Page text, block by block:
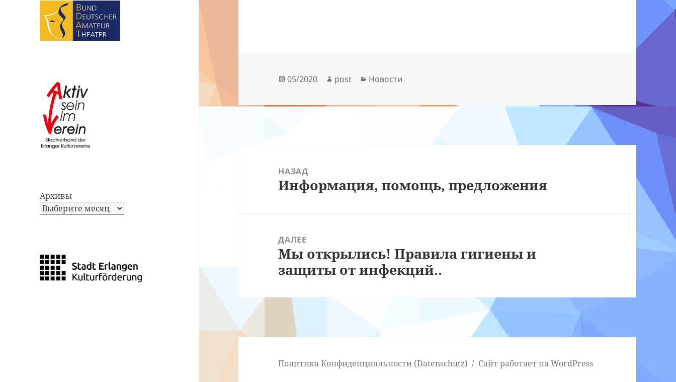
Архивы
Опубликовано
05/2020 Автор
post Рубрики
Новости
записям
НАЗАД
Предыдущая
Информация, помощь, предложения
ДАЛЕЕ
Следующая
запись:
Мы открылись! Правила гигиены и
защиты от инфекций..
Политика Конфиденциальности (Datenschutz) Сайт работает на WordPress